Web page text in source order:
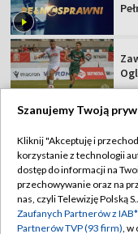
Szanujemy Twoją
Kliknij "Akceptuję i
korzystanie z technologii
dostęp do informacji na
przechowywanie oraz na
nas, czyli Telewizję Polską
Zaufanych Partnerów z
Partnerów TVP (93 firm), w